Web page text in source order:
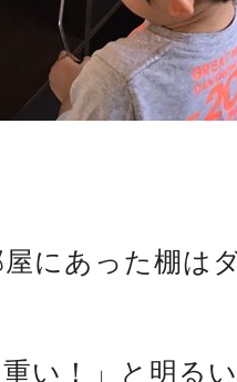
にあった棚は
重い！」と明る